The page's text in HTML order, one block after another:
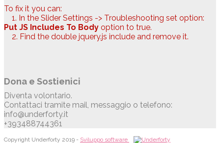
To fix it you can:
1. In the Slider Settings -> Troubleshooting set option:
Put JS Includes To Body option to true.
2. Find the double jquery.js include and remove it.
Dona e Sostienici
Diventa volontario.
Contattaci tramite mail, messaggio o telefono:
info@underforty.it
+393488744361
Copyright Underforty 2019 - Sviluppo software